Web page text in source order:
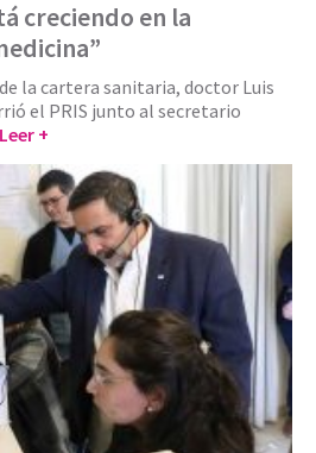
creciendo en la
la cartera sanitaria, doctor Luis
el PRIS junto al secretario
Leer +